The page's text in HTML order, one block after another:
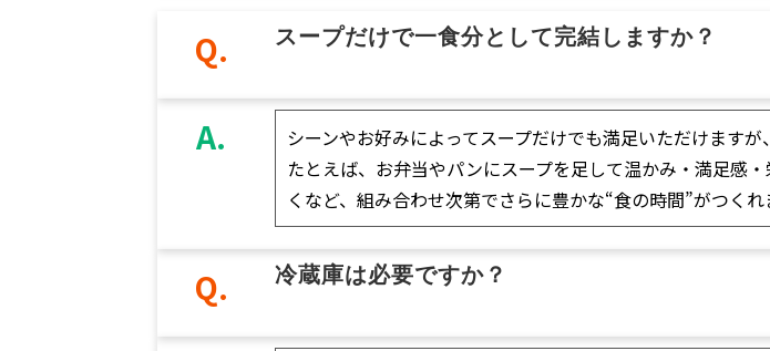
Q. スープだけで一食分として完結しますか？
A.
シーンやお好みによってスープだけでも満足いただけます
たとえば、お弁当やパンにスープを足して温かみ・満足感
くなど、組み合わせ次第でさらに豊かな“食の時間”がつくれ
Q. 冷蔵庫は必要ですか？